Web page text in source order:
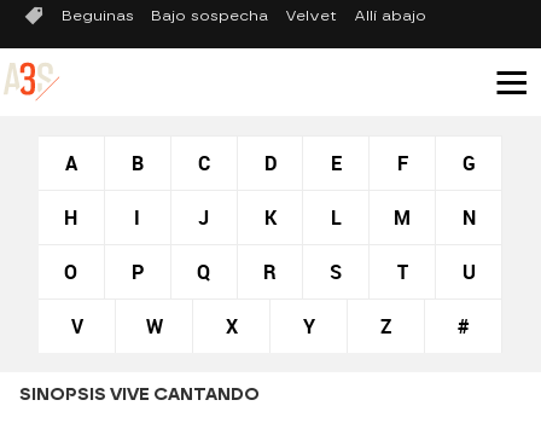
Beguinas Bajo sospecha Velvet Allí abajo
A B C D E F G
H I J K L M N
O P Q R S T U
V W X Y Z #
SINOPSIS VIVE CANTANDO